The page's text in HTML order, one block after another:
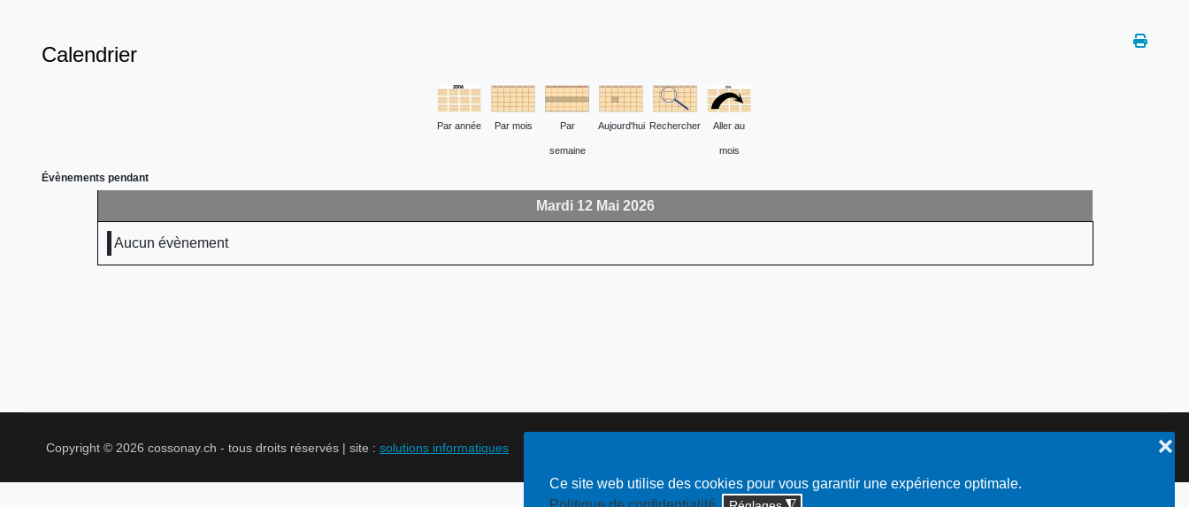
Ce site web utilise des cookies pour vous garantir une expérience optimale.
❌
Calendrier
Par année Par mois Par
semaine
Aujourd'hui Rechercher Aller au
mois
Évènements pendant
Mardi 12 Mai 2026
Aucun évènement
Copyright © 2026 cossonay.ch - tous droits réservés | site : solutions informatiques